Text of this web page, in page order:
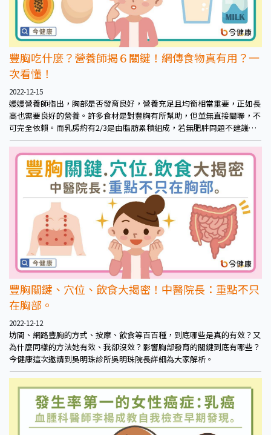
豐胸吃什麼？營養師揭６關鍵！網傳食物真有用？一
次看懂！
2022-12-15
嫚嫚營養師指出，胸部是否發育良好，營養充足且均衡相當重要，正如長
高也需要良好的營養。許多食材是對豐胸有所幫助，但並無直接關聯，不
可完全依賴。而乳房約有2/3是由脂肪累積組成，若無肥胖問題不建議在
發育階段瘦身。而適度的按摩也有助暢通乳腺、促進胸部生長。鍛鍊肌肉
撐起脂肪下的胸大肌，可墊厚胸部，看起來也更豐滿堅挺。良好的睡眠也
是發育關鍵。
豐胸關鍵、穴位、飲食大揭密！中醫院長：重點不只
在胸部。
2022-12-12
坊間、網路豐胸的方式、按摩、飲食等百百種，到底哪些是真的有效？又
為什麼同樣的方法她有效、我卻沒效？影響胸部發育的關鍵到底有哪些？
今健康這次邀請到吳明珠診所吳明珠院長詳細為大家解析。